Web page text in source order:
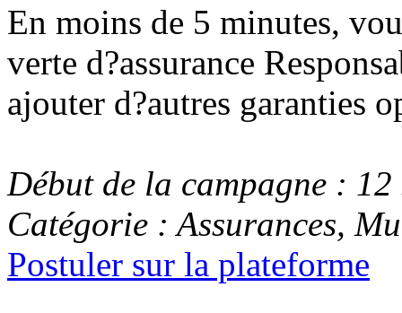
En moins de 5 minutes,
verte d?assurance
ajouter d?autres garanties
Début de la campagne :
Catégorie : Assurances,
Postuler sur la plateforme